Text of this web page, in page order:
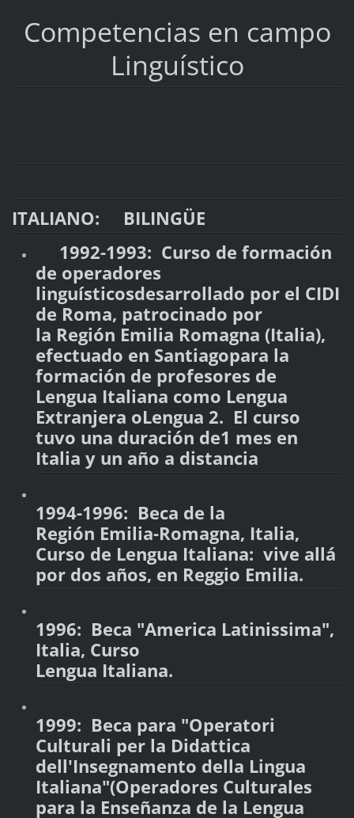
Competencias en campo
Linguístico
ITALIANO: BILINGÜE
1992-1993: Curso de formación
de operadores
linguísticosdesarrollado por el CIDI
de Roma, patrocinado por
la Región Emilia Romagna (Italia),
efectuado en Santiagopara la
formación de profesores de
Lengua Italiana como Lengua
Extranjera oLengua 2. El curso
tuvo una duración de1 mes en
Italia y un año a distancia
1994-1996: Beca de la
Región Emilia-Romagna, Italia,
Curso de Lengua Italiana: vive allá
por dos años, en Reggio Emilia.
1996: Beca "America Latinissima",
Italia, Curso
Lengua Italiana.
1999: Beca para "Operatori
Culturali per la Didattica
dell'Insegnamento della Lingua
Italiana"(Operadores Culturales
para la Enseñanza de la Lengua